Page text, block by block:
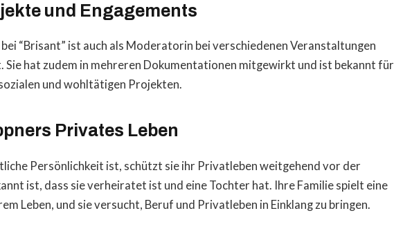
und Engagements
“Brisant” ist auch als Moderatorin bei verschiedenen Veranstaltungen
Sie hat zudem in mehreren Dokumentationen mitgewirkt und ist bekannt für
und wohltätigen Projekten.
Privates Leben
Persönlichkeit ist, schützt sie ihr Privatleben weitgehend vor der
ist, dass sie verheiratet ist und eine Tochter hat. Ihre Familie spielt eine
Leben, und sie versucht, Beruf und Privatleben in Einklang zu bringen.